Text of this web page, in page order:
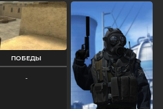
FIVESEVEN 3 kills
ELITE 3 kills
TMP 2 kills
ПОБЕДЫ
-